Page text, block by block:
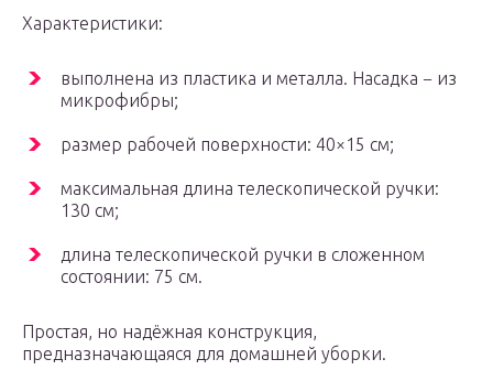
Характеристики:
выполнена из пластика и металла. Насадка − из
микрофибры;
размер рабочей поверхности: 40×15 см;
максимальная длина телескопической ручки:
130 см;
длина телескопической ручки в сложенном
состоянии: 75 см.
Простая, но надёжная конструкция,
предназначающаяся для домашней уборки.